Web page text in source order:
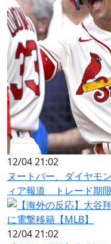
12/04 21:02
ヌートバー、ダイヤモ
ィア報道 トレード期
12/04 21:02